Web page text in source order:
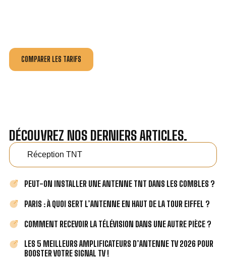
COMPARER LES TARIFS
DÉCOUVREZ NOS DERNIERS ARTICLES.
Réception TNT
PEUT-ON INSTALLER UNE ANTENNE TNT DANS LES COMBLES ?
PARIS : À QUOI SERT L’ANTENNE EN HAUT DE LA TOUR EIFFEL ?
COMMENT RECEVOIR LA TÉLÉVISION DANS UNE AUTRE PIÈCE ?
LES 5 MEILLEURS AMPLIFICATEURS D’ANTENNE TV 2026 POUR
BOOSTER VOTRE SIGNAL TV !